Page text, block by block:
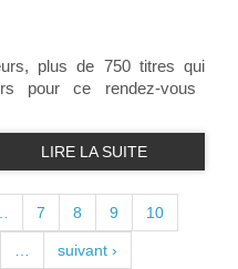
plus de 750 titres qui
pour ce rendez-vous
LIRE LA SUITE
7 8 9 10
suivant ›